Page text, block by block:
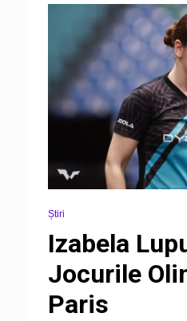
Știri
Izabela
Jocurile
Paris